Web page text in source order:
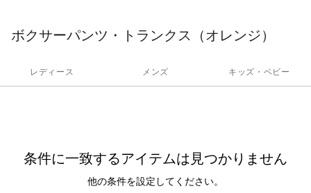
ボクサーパンツ・トランクス（オレンジ）
レディース メンズ キッズ・ベビー
条件に一致するアイテムは見つかりません
他の条件を設定してください。